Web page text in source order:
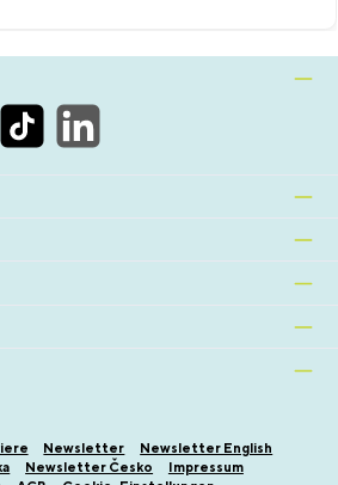
Newsletter
Newsletter English
Newsletter Česko
Impressum